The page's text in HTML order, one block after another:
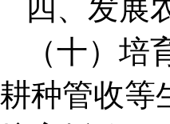
四、发展
（十）
耕种管收等